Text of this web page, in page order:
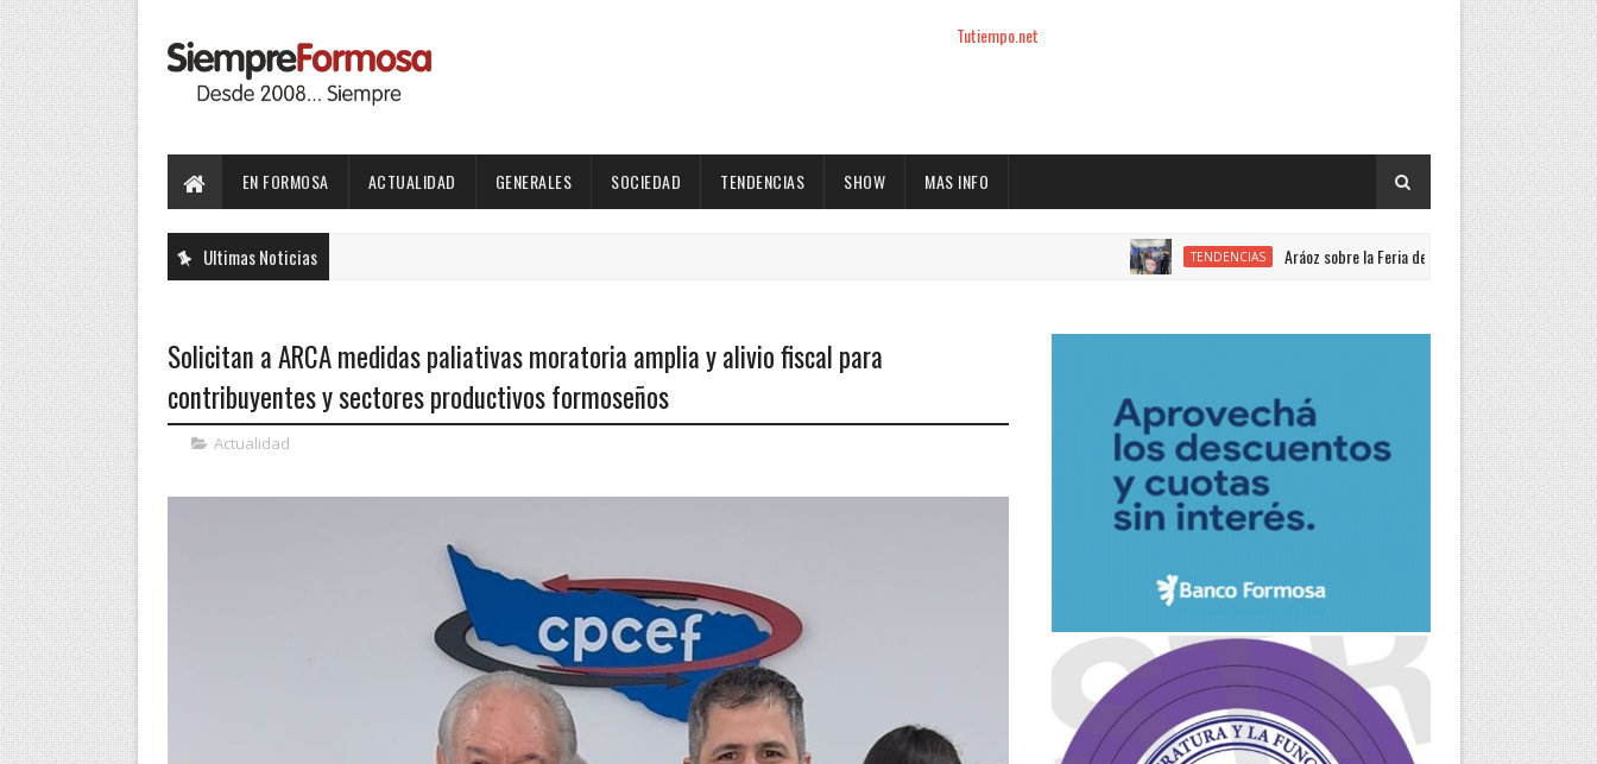
Tutiempo.net
EN FORMOSA ACTUALIDAD GENERALES SOCIEDAD TENDENCIAS SHOW MAS INFO
Ultimas Noticias TENDENCIAS Aráoz sobre la Feria de Ciencias: “Año a año mejora la
Solicitan a ARCA medidas paliativas moratoria amplia y alivio fiscal para
contribuyentes y sectores productivos formoseños
Actualidad